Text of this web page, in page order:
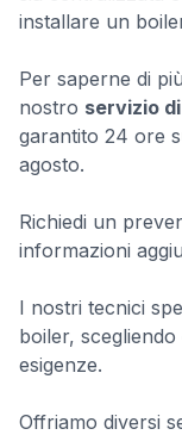
installare un
Per saperne di
nostro servizio
garantito 24 ore
agosto.
Richiedi un
informazioni
I nostri tecnici
boiler,
esigenze.
Offriamo diversi